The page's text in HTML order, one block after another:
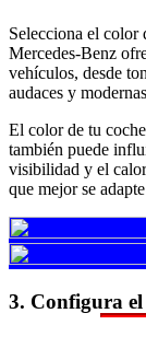
Selecciona el color
Mercedes-Benz
vehículos, desde
audaces y
El color de tu
también puede
visibilidad y el
que mejor se
3. Configura